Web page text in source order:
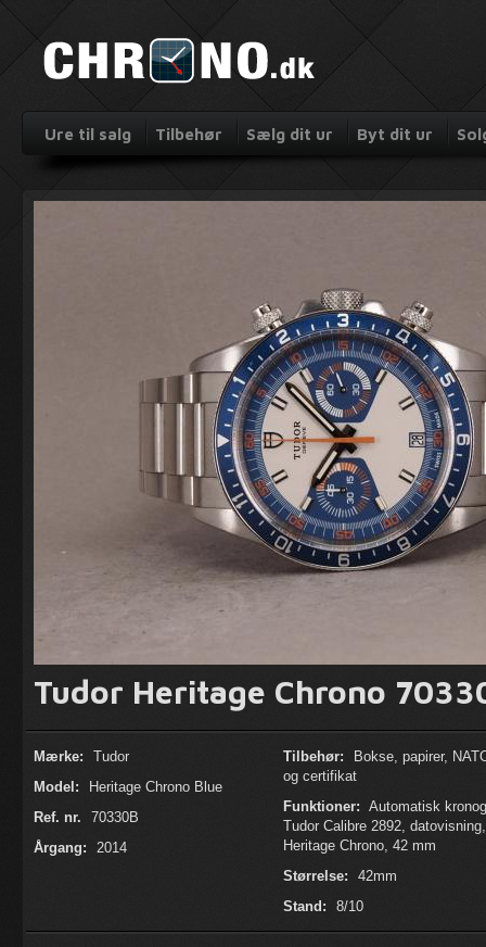
Ure til salg Tilbehør Sælg dit ur Byt dit ur
Tudor Heritage Chrono
Mærke:
Tudor
Model:
Heritage Chrono Blue
Ref. nr.
70330B
Årgang:
2014
Tilbehør:
Bokse, papirer,
og certifikat
Funktioner: Automatisk
Tudor Calibre 2892, datovisning,
Heritage Chrono, 42 mm
Størrelse:
42mm
Stand:
8/10